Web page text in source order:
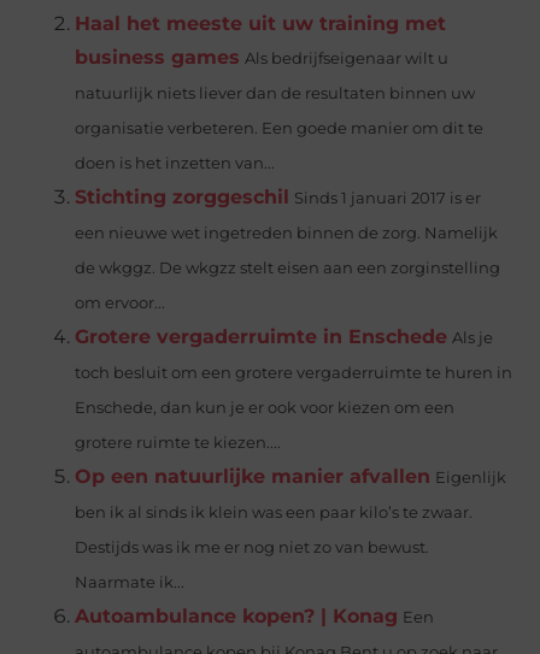
Haal het meeste uit uw training met
business games Als bedrijfseigenaar wilt u
natuurlijk niets liever dan de resultaten binnen uw
organisatie verbeteren. Een goede manier om dit te
doen is het inzetten van...
Stichting zorggeschil Sinds 1 januari 2017 is er
een nieuwe wet ingetreden binnen de zorg. Namelijk
de wkggz. De wkgzz stelt eisen aan een zorginstelling
om ervoor...
Grotere vergaderruimte in Enschede Als je
toch besluit om een grotere vergaderruimte te huren in
Enschede, dan kun je er ook voor kiezen om een
grotere ruimte te kiezen....
Op een natuurlijke manier afvallen Eigenlijk
ben ik al sinds ik klein was een paar kilo’s te zwaar.
Destijds was ik me er nog niet zo van bewust.
Naarmate ik...
Autoambulance kopen? | Konag Een